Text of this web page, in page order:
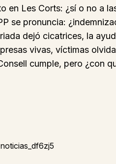
en Les Corts: ¿sí o no a
se pronuncia:
dejó cicatrices, la
vivas, víctimas
cumple, pero ¿con